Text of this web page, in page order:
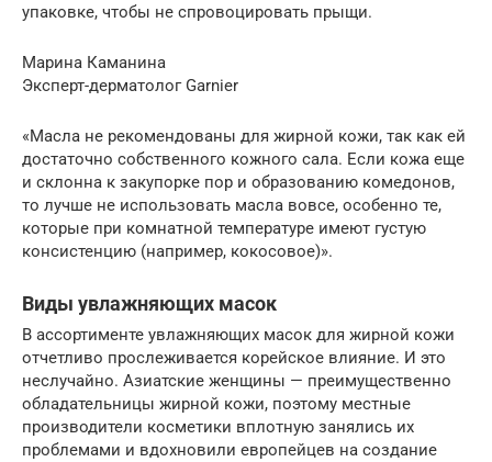
упаковке, чтобы не спровоцировать прыщи.
Марина Каманина
Эксперт-дерматолог Garnier
«Масла не рекомендованы для жирной кожи, так как ей
достаточно собственного кожного сала. Если кожа еще
и склонна к закупорке пор и образованию комедонов,
то лучше не использовать масла вовсе, особенно те,
которые при комнатной температуре имеют густую
консистенцию (например, кокосовое)».
Виды увлажняющих масок
В ассортименте увлажняющих масок для жирной кожи
отчетливо прослеживается корейское влияние. И это
неслучайно. Азиатские женщины — преимущественно
обладательницы жирной кожи, поэтому местные
производители косметики вплотную занялись их
проблемами и вдохновили европейцев на создание